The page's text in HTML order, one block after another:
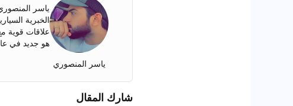
ياسر المنصوري
الخبرية
هو جديد في
شارك المقال